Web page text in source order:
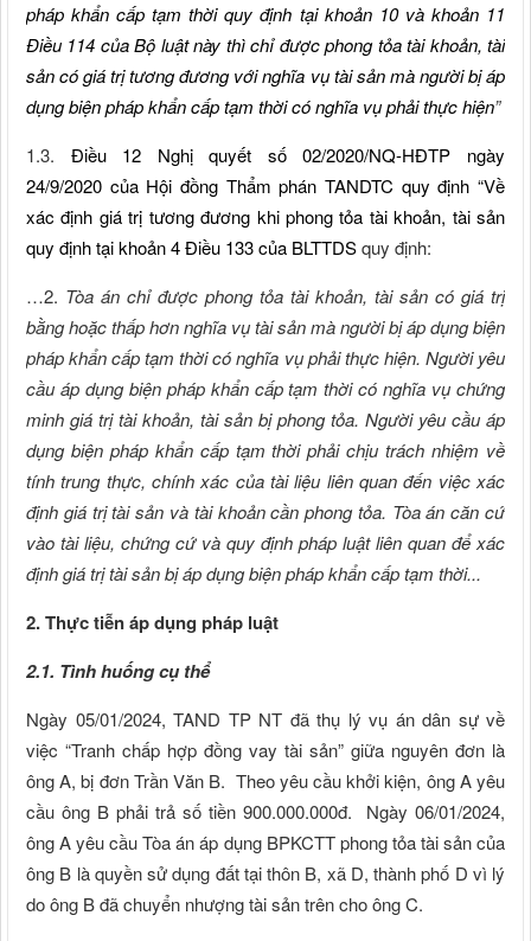
pháp khẩn cấp tạm thời quy định tại khoản 10 và khoản 11
Điều 114 của Bộ luật này thì chỉ được phong tỏa tài khoản, tài
sản có giá trị tương đương với nghĩa vụ tài sản mà người bị áp
dụng biện pháp khẩn cấp tạm thời có nghĩa vụ phải thực hiện”
1.3. Điều 12 Nghị quyết số 02/2020/NQ-HĐTP ngày
24/9/2020 của Hội đồng Thẩm phán TANDTC quy định “Về
xác định giá trị tương đương khi phong tỏa tài khoản, tài sản
quy định tạikhoản 4 Điều 133 của BLTTDSquy định:
…2. Tòa án chỉ được phong tỏa tài khoản, tài sản có giá trị
bằng hoặc thấp hơn nghĩa vụ tài sản mà người bị áp dụng biện
pháp khẩn cấp tạm thời có nghĩa vụ phải thực hiện. Người yêu
cầu áp dụng biện pháp khẩn cấp tạm thời có nghĩa vụ chứng
minh giá trị tài khoản, tài sản bị phong tỏa. Người yêu cầu áp
dụng biện pháp khẩn cấp tạm thời phải chịu trách nhiệm về
tính trung thực, chính xác của tài liệu liên quan đến việc xác
định giá trị tài sản và tài khoản cần phong tỏa. Tòa án căn cứ
vào tài liệu, chứng cứ và quy định pháp luật liên quan để xác
định giá trị tài sản bị áp dụng biện pháp khẩn cấp tạm thời...
2. Thực tiễn áp dụng pháp luật
2.1. Tình huống cụ thể
Ngày 05/01/2024, TAND TP NT đã thụ lý vụ án dân sự về
việc “Tranh chấp hợp đồng vay tài sản” giữa nguyên đơn là
ông A, bị đơn Trần Văn B. Theo yêu cầu khởi kiện, ông A yêu
cầu ông B phải trả số tiền 900.000.000đ. Ngày 06/01/2024,
ông A yêu cầu Tòa án áp dụng BPKCTT phong tỏa tài sản của
ông B là quyền sử dụng đất tại thôn B, xã D, thành phố D vì lý
do ông B đã chuyển nhượng tài sản trên cho ông C.